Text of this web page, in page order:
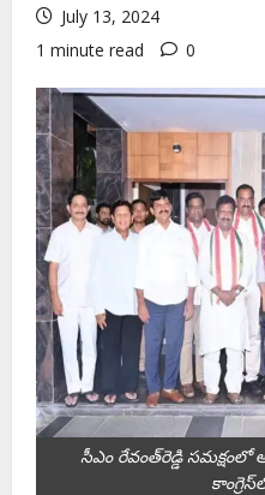
July 13, 2024
1 minute read
0
సీఎం రేవంత్‌రెడ్డి సమక్షంలో